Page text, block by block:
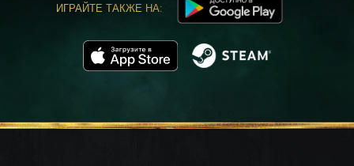
ИГРАЙТЕ ТАКЖЕ НА: